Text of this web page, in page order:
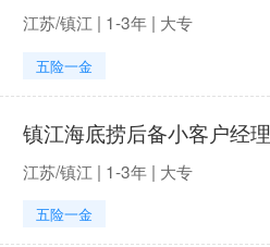
江苏/镇江 | 1-3年 | 大专
五险一金
镇江海底捞后备小客户经理
江苏/镇江 | 1-3年 | 大专
五险一金